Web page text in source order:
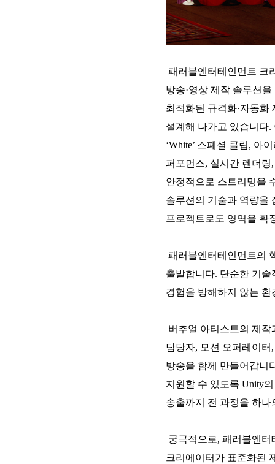
패러블엔터테인먼트 크
방송·영상 제작 솔루션
최적화된 규격화·자동
설계해 나가고 있습니다.
‘White’ 스페셜 클립, 아
퍼포먼스, 실시간 렌더
안정적으로 스트리밍을
솔루션의 기술과 역량을
프로젝트로도 영역을 확
패러블엔터테인먼트의
출발합니다. 단순한 기
경험을 방해하지 않는
버추얼 아티스트의 제
담당자, 모션 오퍼레이
방송을 함께 만들어갑니
지원할 수 있도록 Unity
송출까지 전 과정을 하
궁극적으로, 패러블엔
크리에이터가 표준화된